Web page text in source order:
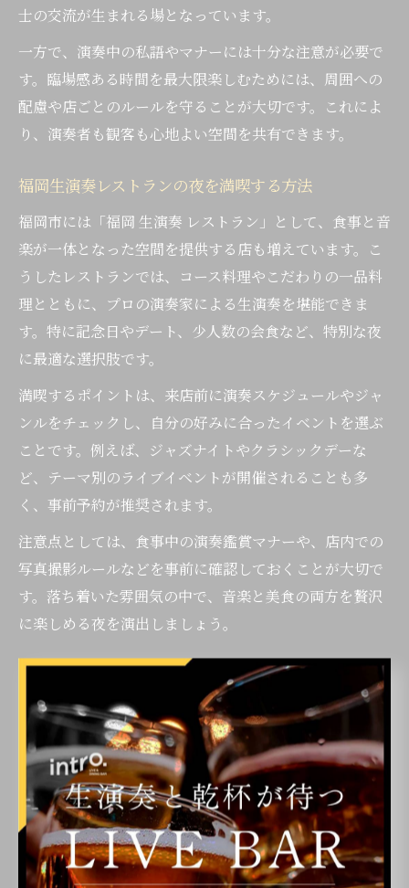
士の交流が生まれる場となっています。
一方で、演奏中の私語やマナーには十分な注意が必要で
す。臨場感ある時間を最大限楽しむためには、周囲への
配慮や店ごとのルールを守ることが大切です。これによ
り、演奏者も観客も心地よい空間を共有できます。
福岡生演奏レストランの夜を満喫する方法
福岡市には「福岡 生演奏 レストラン」として、食事と音
楽が一体となった空間を提供する店も増えています。こ
うしたレストランでは、コース料理やこだわりの一品料
理とともに、プロの演奏家による生演奏を堪能できま
す。特に記念日やデート、少人数の会食など、特別な夜
に最適な選択肢です。
満喫するポイントは、来店前に演奏スケジュールやジャ
ンルをチェックし、自分の好みに合ったイベントを選ぶ
ことです。例えば、ジャズナイトやクラシックデーな
ど、テーマ別のライブイベントが開催されることも多
く、事前予約が推奨されます。
注意点としては、食事中の演奏鑑賞マナーや、店内での
写真撮影ルールなどを事前に確認しておくことが大切で
す。落ち着いた雰囲気の中で、音楽と美食の両方を贅沢
に楽しめる夜を演出しましょう。
ミュージックバーで感じるライブの臨場感
ミュージックバーの最大の魅力は、ライブの臨場感を全
身で体感できる点にあります。福岡市内の「ミュージッ
クバー 福岡」や「博多 ライブバー」では、生演奏が店内
の隅々まで響き渡り、演奏者の熱気や観客の一体感がダ
イレクトに伝わってきます。こうした空間では、音楽が
単なるBGMではなく、その場の空気を作り出す主役とな
っています。